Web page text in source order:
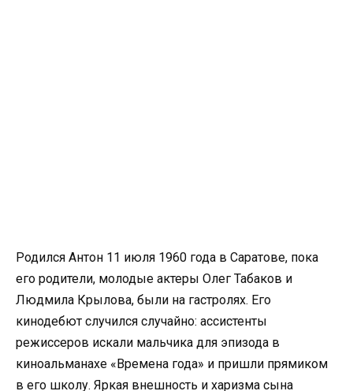
Родился Антон 11 июля 1960 года в Саратове, пока
его родители, молодые актеры Олег Табаков и
Людмила Крылова, были на гастролях. Его
кинодебют случился случайно: ассистенты
режиссеров искали мальчика для эпизода в
киноальманахе «Времена года» и пришли прямиком
в его школу. Яркая внешность и харизма сына